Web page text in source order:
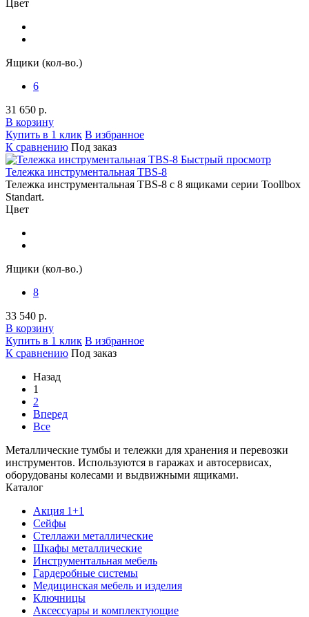
Цвет
Ящики (кол-во.)
6
31 650 р.
В корзину
Купить в 1 клик В избранное
К сравнению Под заказ
Быстрый просмотр
Тележка инструментальная TBS-8
Тележка инструментальная TBS-8 с 8 ящиками серии Toollbox
Standart.
Цвет
Ящики (кол-во.)
8
33 540 р.
В корзину
Купить в 1 клик В избранное
К сравнению Под заказ
Назад
1
2
Вперед
Все
Металлические тумбы и тележки для хранения и перевозки
инструментов. Используются в гаражах и автосервисах,
оборудованы колесами и выдвижными ящиками.
Каталог
Акция 1+1
Сейфы
Стеллажи металлические
Шкафы металлические
Инструментальная мебель
Гардеробные системы
Медицинская мебель и изделия
Ключницы
Аксессуары и комплектующие